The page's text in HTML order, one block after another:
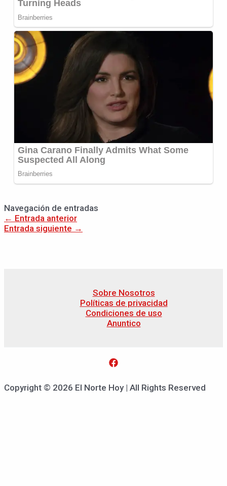
Navegación de entradas
← Entrada anterior
Entrada siguiente →
Sobre Nosotros
Políticas de privacidad
Condiciones de uso
Anuntico
Copyright © 2026 El Norte Hoy | All Rights Reserved